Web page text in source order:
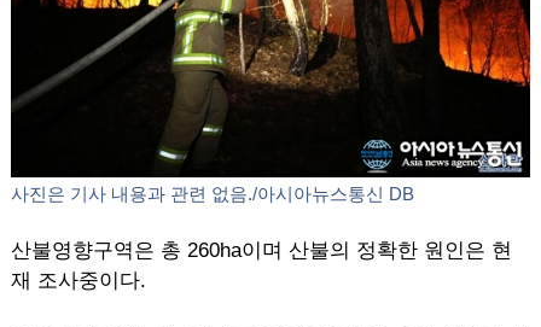
사진은 기사 내용과 관련 없음./아시아뉴스통신 DB
산불영향구역은 총 260ha이며 산불의 정확한 원인은 현
재 조사중이다.